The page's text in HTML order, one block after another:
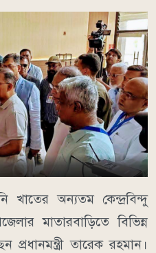
খাতের অন্যতম কেন্দ্রবিন্দু
মাতারবাড়িতে বিভিন্ন
প্রধানমন্ত্রী তারেক রহমান।